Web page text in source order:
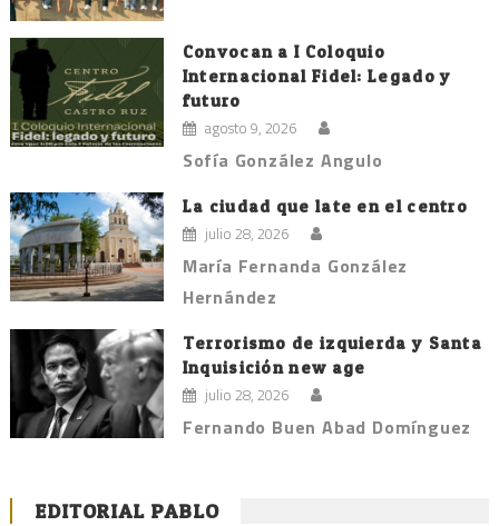
Convocan a I Coloquio
Internacional Fidel: Legado y
futuro
agosto 9, 2026
Sofía González Angulo
La ciudad que late en el centro
julio 28, 2026
María Fernanda González
Hernández
Terrorismo de izquierda y Santa
Inquisición new age
julio 28, 2026
Fernando Buen Abad Domínguez
EDITORIAL PABLO